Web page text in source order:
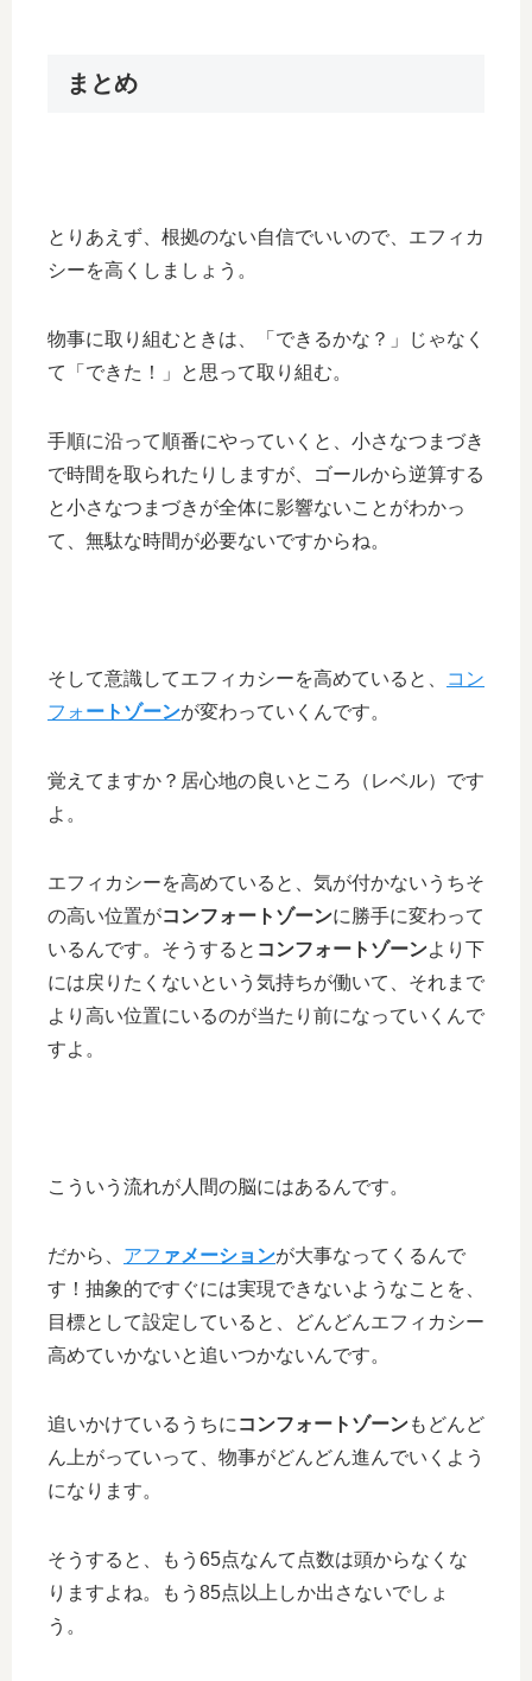
まとめ
とりあえず、根拠のない自信でいいので、エフィカ
シーを高くしましょう。
物事に取り組むときは、「できるかな？」じゃなく
て「できた！」と思って取り組む。
手順に沿って順番にやっていくと、小さなつまづき
で時間を取られたりしますが、ゴールから逆算する
と小さなつまづきが全体に影響ないことがわかっ
て、無駄な時間が必要ないですからね。
そして意識してエフィカシーを高めていると、
コン
フォートゾーンが変わっていくんです。
覚えてますか？居心地の良いところ（レベル）です
よ。
エフィカシーを高めていると、気が付かないうちそ
の高い位置がコンフォートゾーンに勝手に変わって
いるんです。そうすると コンフォートゾーンより下
には戻りたくないという気持ちが働いて、それまで
より高い位置にいるのが当たり前になっていくんで
すよ。
こういう流れが人間の脳にはあるんです。
だから、 アフ ァメーションが大事なってくるんで
す！抽象的ですぐには実現できないようなことを、
目標として設定していると、どんどんエフィカシー
高めていかないと追いつかないんです。
追いかけているうちに コンフォートゾーンもどんど
ん上がっていって、物事がどんどん進んでいくよう
になります。
そうすると、もう65点なんて点数は頭からなくな
りますよね。もう85点以上しか出さないでしょ
う。